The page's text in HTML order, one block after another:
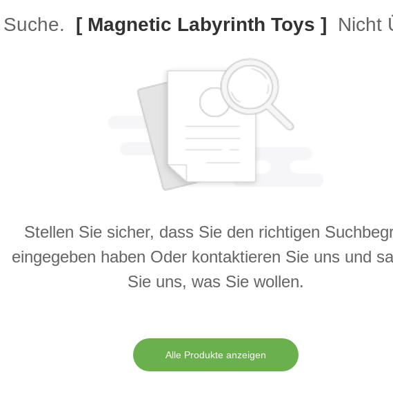
[ Magnetic Labyrinth Toys ] Nicht
Stellen Sie sicher, dass Sie den richtigen
eingegeben haben Oder kontaktieren Sie uns und
Sie uns, was Sie wollen.
Alle Produkte anzeigen